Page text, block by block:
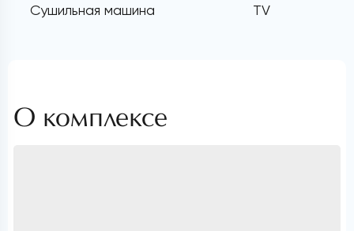
Сушильная машина TV
О комплексе